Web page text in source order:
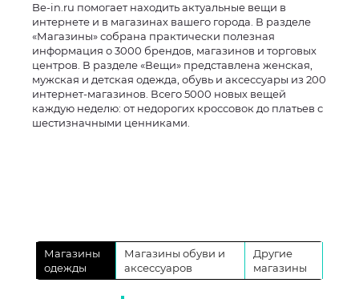
Be-in.ru помогает находить актуальные вещи в
интернете и в магазинах вашего города. В разделе
«Магазины» собрана практически полезная
информация о 3000 брендов, магазинов и торговых
центров. В разделе «Вещи» представлена женская,
мужская и детская одежда, обувь и аксессуары из 200
интернет-магазинов. Всего 5000 новых вещей
каждую неделю: от недорогих кроссовок до платьев с
шестизначными ценниками.
Магазины
одежды
Магазины обуви и
аксессуаров
Другие
магазины